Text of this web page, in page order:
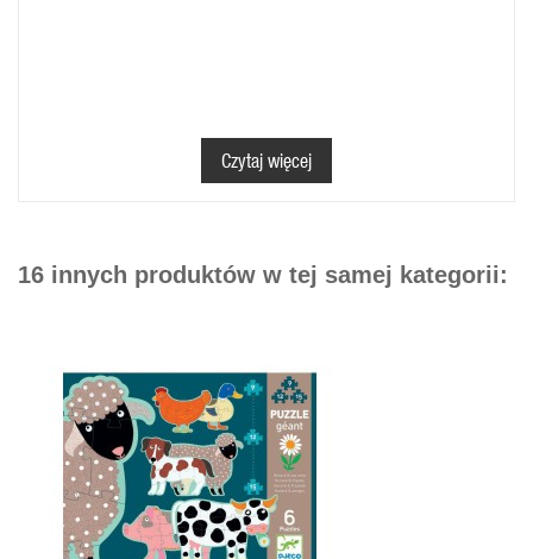
Klocki wykonane są z ekologicznej szarej tektury. 4 moduły -
duży kwadrat, trójkąt, prostokąt i mały kwadrat - pozwalają
łączenia za pomocą “uszek”. Klocki pobudzają dziecięcą
powierzchnia klocków zachęca do kreacji: rysowania po niej,
ozdabiania, indywidualizowania. Duży gabaryt klocków 40 cm
na 40 cm uczy współpracy i sprzyja integracji. Budowle mogą
zawierać ruchome elementy (np. drzwi, okna na zawiasach,
skrzydła zamku). Zestawy pakowane w ekologiczne pudło z
tektury.
Czytaj więcej
16 innych produktów w tej samej kategorii: